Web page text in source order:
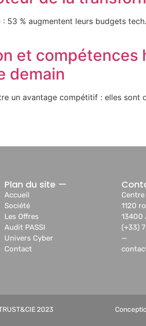
53 % augmentent leurs budgets
et compétences
demain
un avantage compétitif : elles
Plan du site —
Accueil
Société
Les Offres
Audit PASSI
Univers Cyber
Contact
Centre
1120
13400
(+33)
—
2023